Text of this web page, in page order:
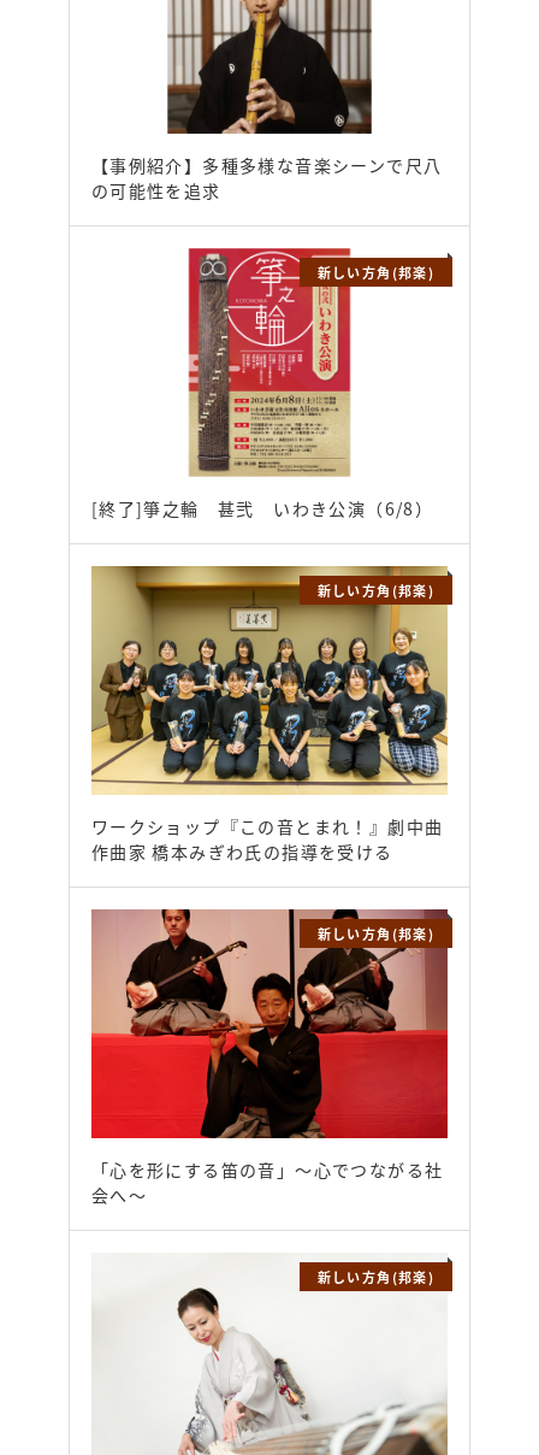
【事例紹介】多種多様な音楽シーンで尺八
の可能性を追求
新しい方角(邦楽)
[終了]箏之輪 甚弐 いわき公演（6/8）
新しい方角(邦楽)
ワークショップ『この音とまれ！』劇中曲
作曲家 橋本みぎわ氏の指導を受ける
新しい方角(邦楽)
「心を形にする笛の音」～心でつながる社
会へ～
新しい方角(邦楽)